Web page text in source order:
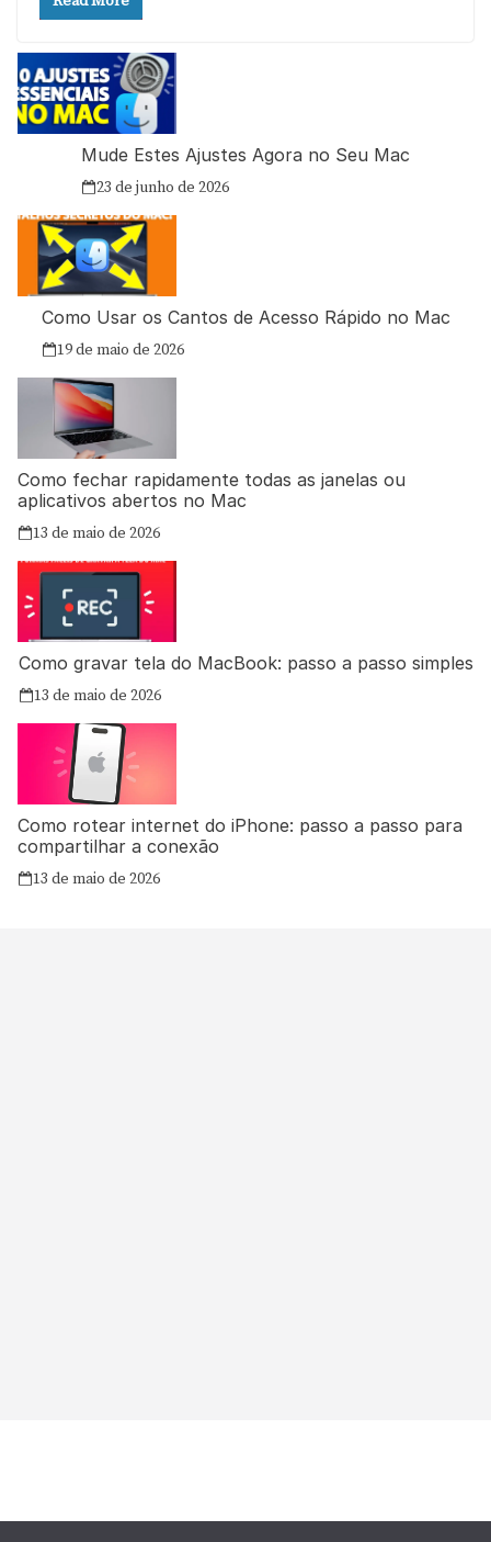
Mude Estes Ajustes Agora no Seu Mac
23 de junho de 2026
Como Usar os Cantos de Acesso Rápido no Mac
19 de maio de 2026
Como fechar rapidamente todas as janelas ou
aplicativos abertos no Mac
13 de maio de 2026
Como gravar tela do MacBook: passo a passo simples
13 de maio de 2026
Como rotear internet do iPhone: passo a passo para
compartilhar a conexão
13 de maio de 2026